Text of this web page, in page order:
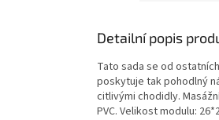
Detailní popis
Tato sada se od
poskytuje tak pohodlný
citlivými chodidly.
PVC. Velikost modulu: